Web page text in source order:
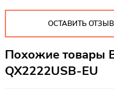
ОСТАВИТЬ ОТЗЫВ
Похожие товары
QX2222USB-EU